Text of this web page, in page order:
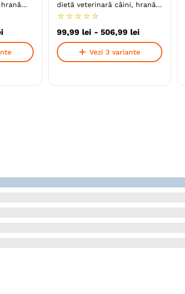
dietă veterinară câini, hrană
uscată, sensibilități digestive
☆ ☆ ☆ ☆ ☆
99,99 lei - 506,99 lei
Vezi 3 variante